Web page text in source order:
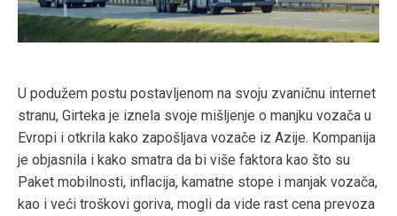
U podužem postu postavljenom na svoju zvaničnu internet
stranu, Girteka je iznela svoje mišljenje o manjku vozača u
Evropi i otkrila kako zapošljava vozače iz Azije. Kompanija
je objasnila i kako smatra da bi više faktora kao što su
Paket mobilnosti, inflacija, kamatne stope i manjak vozača,
kao i veći troškovi goriva, mogli da vide rast cena prevoza